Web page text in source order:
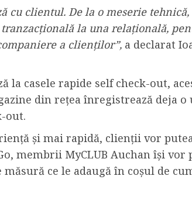
cu clientul. De la o meserie
la una relațională,
a clienților”, a declarat
la casele rapide self check-out,
din rețea înregistrează deja
out.
și mai rapidă, clienții vor
membrii MyCLUB Auchan își
ce le adaugă în coșul de